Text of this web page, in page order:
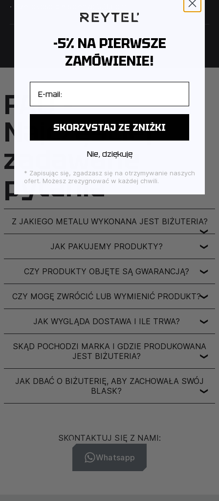
· Szerokość pierścienia: 0.93 cm
FAQ –
Najczęściej
zadawane
pytania
Z JAKIEGO METALU WYKONANA JEST BIŻUTERIA?
❯
JAK PAKUJEMY PRODUKTY? ❯
CZY PRODUKTY OBJĘTE SĄ GWARANCJĄ? ❯
CZY MOGĘ ZWRÓCIĆ LUB WYMIENIĆ PRODUKT?❯
JAK WYGLĄDA DOSTAWA I ILE TRWA? ❯
SKĄD POCHODZI MARKA I GDZIE PRODUKOWANA
JEST BIŻUTERIA?
❯
JAK DBAĆ O BIŻUTERIĘ, ABY ZACHOWAŁA SWÓJ
BLASK?
❯
SKONTAKTUJ SIĘ Z NAMI:
Whatsapp
-5% NA PIERWSZE
ZAMÓWIENIE!
SKORZYSTAJ ZE ZNIŻKI
Nie, dziękuję
* Zapisując się, zgadzasz się na otrzymywanie naszych
ofert. Możesz zrezygnować w każdej chwili.